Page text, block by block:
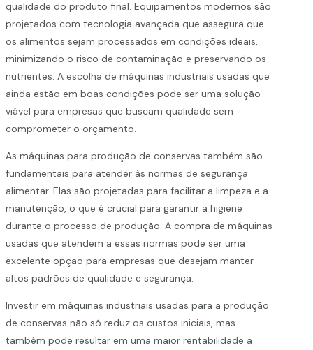
qualidade do produto final. Equipamentos modernos são
projetados com tecnologia avançada que assegura que
os alimentos sejam processados em condições ideais,
minimizando o risco de contaminação e preservando os
nutrientes. A escolha de máquinas industriais usadas que
ainda estão em boas condições pode ser uma solução
viável para empresas que buscam qualidade sem
comprometer o orçamento.
As máquinas para produção de conservas também são
fundamentais para atender às normas de segurança
alimentar. Elas são projetadas para facilitar a limpeza e a
manutenção, o que é crucial para garantir a higiene
durante o processo de produção. A compra de máquinas
usadas que atendem a essas normas pode ser uma
excelente opção para empresas que desejam manter
altos padrões de qualidade e segurança.
Investir em máquinas industriais usadas para a produção
de conservas não só reduz os custos iniciais, mas
também pode resultar em uma maior rentabilidade a